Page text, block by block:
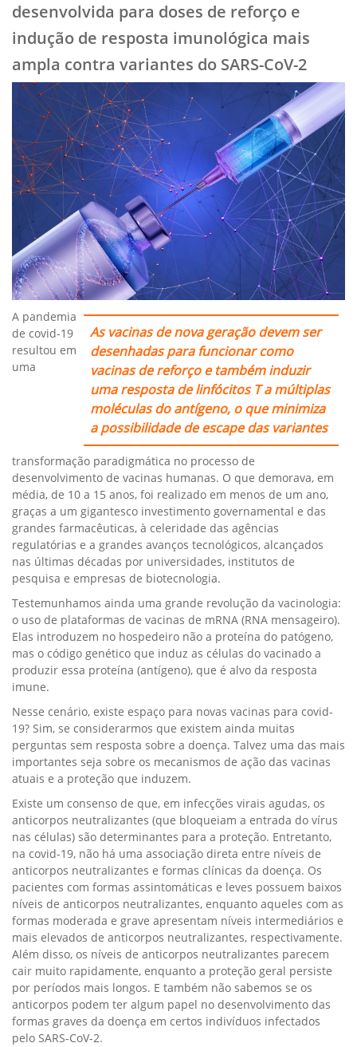
desenvolvida para doses de reforço e
indução de resposta imunológica mais
ampla contra variantes do SARS-CoV-2​
As vacinas de nova geração devem ser
desenhadas para funcionar como
vacinas de reforço e também induzir
uma resposta de linfócitos T a múltiplas
moléculas do antígeno, o que minimiza
a possibilidade de escape das variantes
A pandemia
de covid-19
resultou em
uma
transformação paradigmática no processo de
desenvolvimento de vacinas humanas. O que demorava, em
média, de 10 a 15 anos, foi realizado em menos de um ano,
graças a um gigantesco investimento governamental e das
grandes farmacêuticas, à celeridade das agências
regulatórias e a grandes avanços tecnológicos, alcançados
nas últimas décadas por universidades, institutos de
pesquisa e empresas de biotecnologia.
Testemunhamos ainda uma grande revolução da vacinologia:
o uso de plataformas de vacinas de mRNA (RNA mensageiro).
Elas introduzem no hospedeiro não a proteína do patógeno,
mas o código genético que induz as células do vacinado a
produzir essa proteína (antígeno), que é alvo da resposta
imune.
Nesse cenário, existe espaço para novas vacinas para covid-
19? Sim, se considerarmos que existem ainda muitas
perguntas sem resposta sobre a doença. Talvez uma das mais
importantes seja sobre os mecanismos de ação das vacinas
atuais e a proteção que induzem.
Existe um consenso de que, em infecções virais agudas, os
anticorpos neutralizantes (que bloqueiam a entrada do vírus
nas células) são determinantes para a proteção. Entretanto,
na covid-19, não há uma associação direta entre níveis de
anticorpos neutralizantes e formas clínicas da doença. Os
pacientes com formas assintomáticas e leves possuem baixos
níveis de anticorpos neutralizantes, enquanto aqueles com as
formas moderada e grave apresentam níveis intermediários e
mais elevados de anticorpos neutralizantes, respectivamente.
Além disso, os níveis de anticorpos neutralizantes parecem
cair muito rapidamente, enquanto a proteção geral persiste
por períodos mais longos. E também não sabemos se os
anticorpos podem ter algum papel no desenvolvimento das
formas graves da doença em certos indivíduos infectados
pelo SARS-CoV-2.